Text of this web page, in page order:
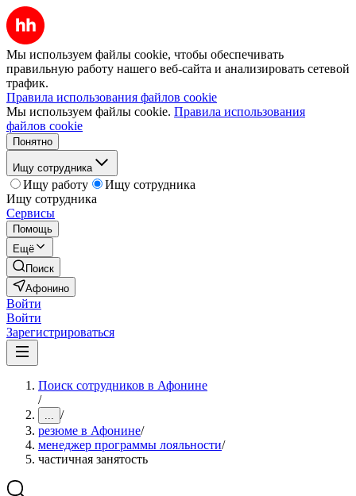
Мы используем файлы cookie, чтобы обеспечивать
правильную работу нашего веб-сайта и анализировать сетевой
трафик.
Правила использования файлов cookie
Мы используем файлы cookie. Правила использования
файлов cookie
Понятно
Ищу сотрудника
Ищу работу
Ищу сотрудника
Ищу сотрудника
Сервисы
Помощь
Ещё
Поиск
Афонино
Войти
Войти
Зарегистрироваться
Поиск сотрудников в Афонине
/
... /
резюме в Афонине/
менеджер программы лояльности/
частичная занятость